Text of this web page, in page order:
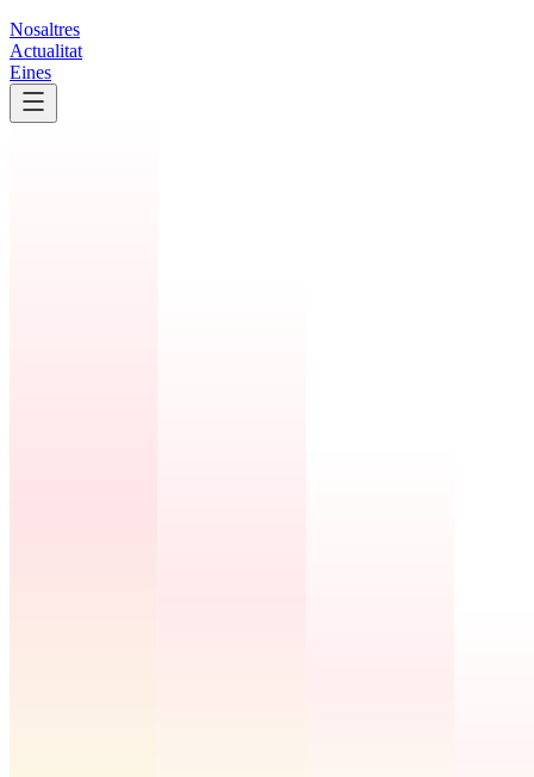
Nosaltres
Actualitat
Eines